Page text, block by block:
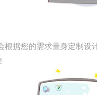
根据您的需求量身定制设